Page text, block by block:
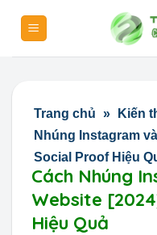
content
Trang chủ » Kiến
Nhúng Instagram
Social Proof Hiệu
Cách Nhúng
Website
Hiệu Quả